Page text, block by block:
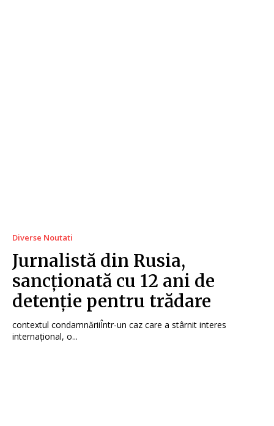
Diverse Noutati
Jurnalistă din Rusia,
sancționată cu 12 ani de
detenție pentru trădare
contextul condamnăriiÎntr-un caz care a stârnit interes
internațional, o...